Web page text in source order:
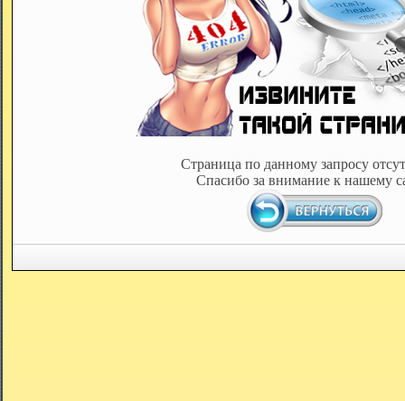
Страница по данному запросу
Спасибо за внимание к нашему